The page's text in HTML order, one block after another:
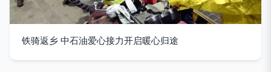
铁骑返乡 中石油爱心接力开启暖心归途